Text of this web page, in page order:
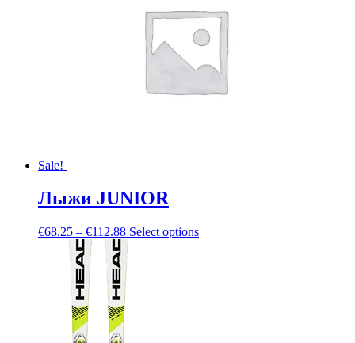
Sale!
Лыжи JUNIOR
€68.25 – €112.88 Select options